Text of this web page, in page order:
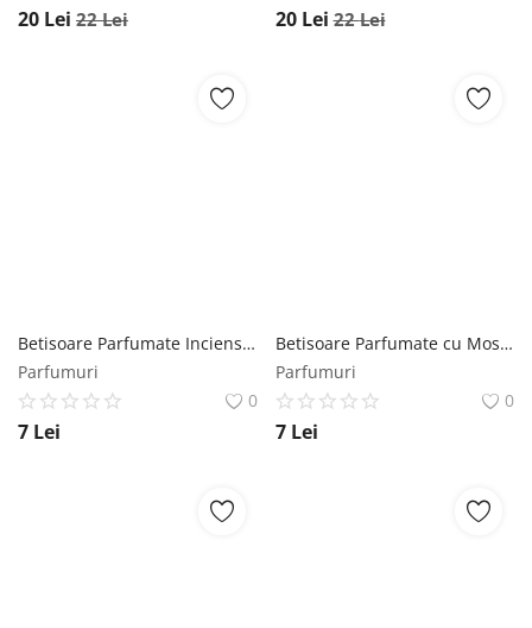
20 Lei 22Lei 20 Lei 22Lei
Betisoare Parfumate Incienso Dinero Mikado - La Casa De Los Aromas, 1 pachet Mikado
Parfumuri
0
7 Lei
Betisoare Parfumate cu Mosc Alb Mikado - La Casa De Los Aromas, 1 pachet Mikado
Parfumuri
0
7 Lei